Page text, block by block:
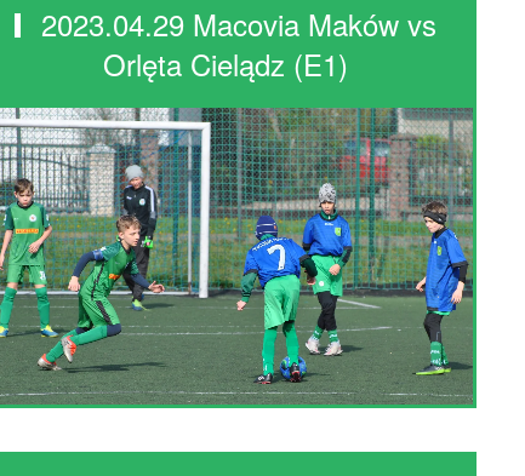
2023.04.29 Macovia Maków vs
Orlęta Cielądz (E1)